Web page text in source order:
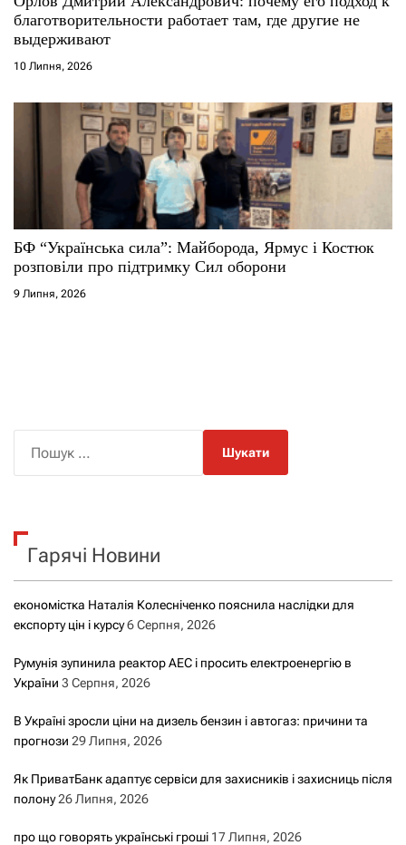
благотворительности работает там, где другие не
выдерживают
10 Липня, 2026
БФ “Українська сила”: Майборода, Ярмус і Костюк
розповіли про підтримку Сил оборони
9 Липня, 2026
к
Гарячі Новини
економістка Наталія Колесніченко пояснила наслідки для
експорту цін і курсу6 Серпня, 2026
Румунія зупинила реактор АЕС і просить електроенергію в
України 3 Серпня, 2026
В Україні зросли ціни на дизель бензин і автогаз: причини та
прогнози 29 Липня, 2026
Як ПриватБанк адаптує сервіси для захисників і захисниць після
полону26 Липня, 2026
про що говорять українські гроші 17 Липня, 2026